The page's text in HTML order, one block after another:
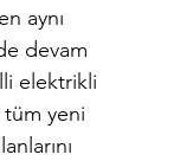
aynı
devam
elektrikli
tüm yeni